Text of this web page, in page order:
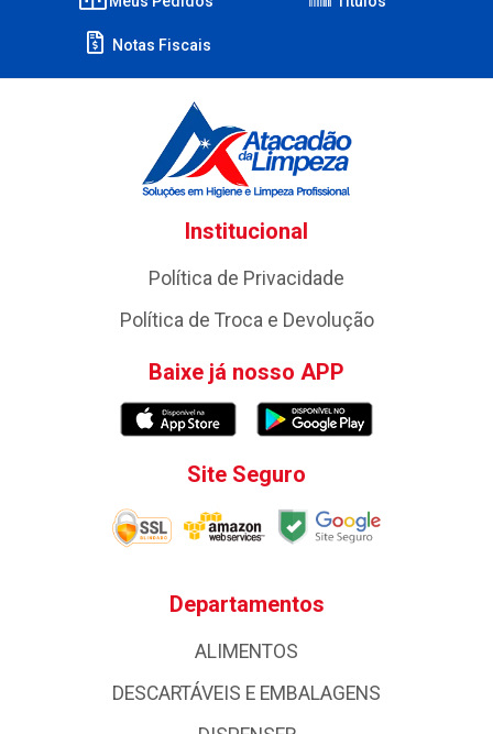
Notas Fiscais
Institucional
Política de Privacidade
Política de Troca e Devolução
Baixe já nosso APP
Site Seguro
Departamentos
ALIMENTOS
DESCARTÁVEIS E EMBALAGENS